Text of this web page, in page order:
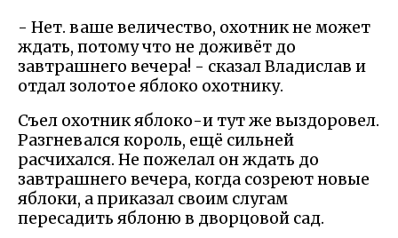
- Нет. ваше величество, охотник не может
ждать, потому что не доживёт до
завтрашнего вечера! - сказал Владислав и
отдал золотое яблоко охотнику.
Съел охотник яблоко-и тут же выздоровел.
Разгневался король, ещё сильней
расчихался. Не пожелал он ждать до
завтрашнего вечера, когда созреют новые
яблоки, а приказал своим слугам
пересадить яблоню в дворцовой сад.